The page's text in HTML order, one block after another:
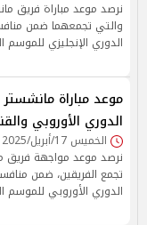
نرصد موعد مباراة فريق
الدوري الإنجليزي للموسم الجاري
موعد مباراة
الدوري الأوروبي
الخميس 17/أبريل/2025 - 02:09 م
نرصد موعد مواجهة فريق
الدوري الأوروبي للموسم الجاري